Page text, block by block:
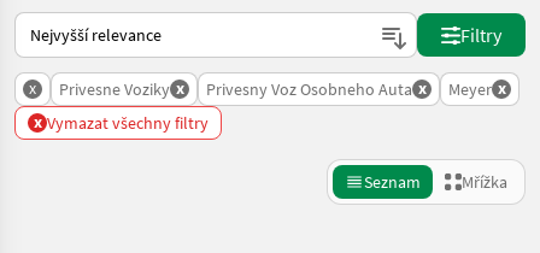
Takto se řadí nabídky na Landwirt.com
Filtry
x Privesne Voziky x Privesny Voz Osobneho Auta x Meyer x
x Vymazat všechny filtry
Seznam Mřížka